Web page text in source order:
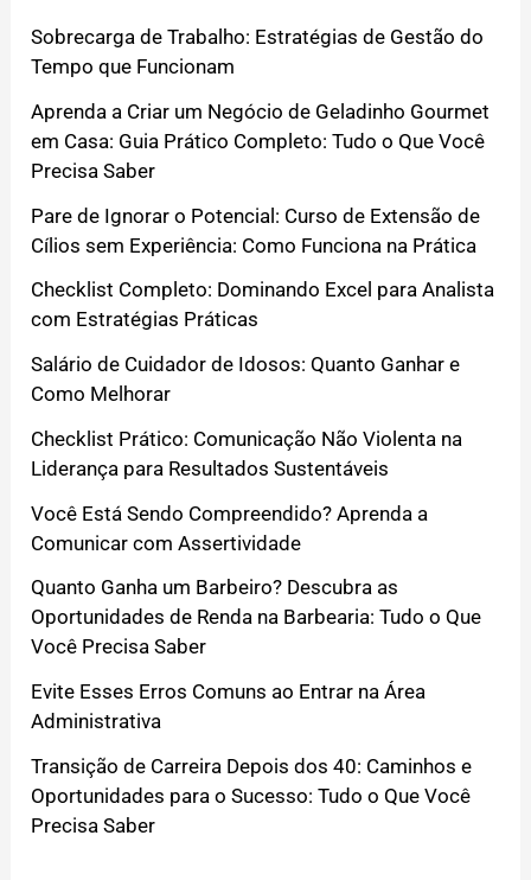
Sobrecarga de Trabalho: Estratégias de Gestão do
Tempo que Funcionam
Aprenda a Criar um Negócio de Geladinho Gourmet
em Casa: Guia Prático Completo: Tudo o Que Você
Precisa Saber
Pare de Ignorar o Potencial: Curso de Extensão de
Cílios sem Experiência: Como Funciona na Prática
Checklist Completo: Dominando Excel para Analista
com Estratégias Práticas
Salário de Cuidador de Idosos: Quanto Ganhar e
Como Melhorar
Checklist Prático: Comunicação Não Violenta na
Liderança para Resultados Sustentáveis
Você Está Sendo Compreendido? Aprenda a
Comunicar com Assertividade
Quanto Ganha um Barbeiro? Descubra as
Oportunidades de Renda na Barbearia: Tudo o Que
Você Precisa Saber
Evite Esses Erros Comuns ao Entrar na Área
Administrativa
Transição de Carreira Depois dos 40: Caminhos e
Oportunidades para o Sucesso: Tudo o Que Você
Precisa Saber